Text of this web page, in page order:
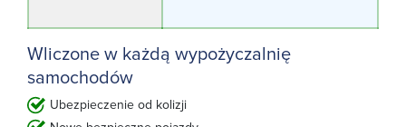
Wliczone w każdą wypożyczalnię
samochodów
Ubezpieczenie od kolizji